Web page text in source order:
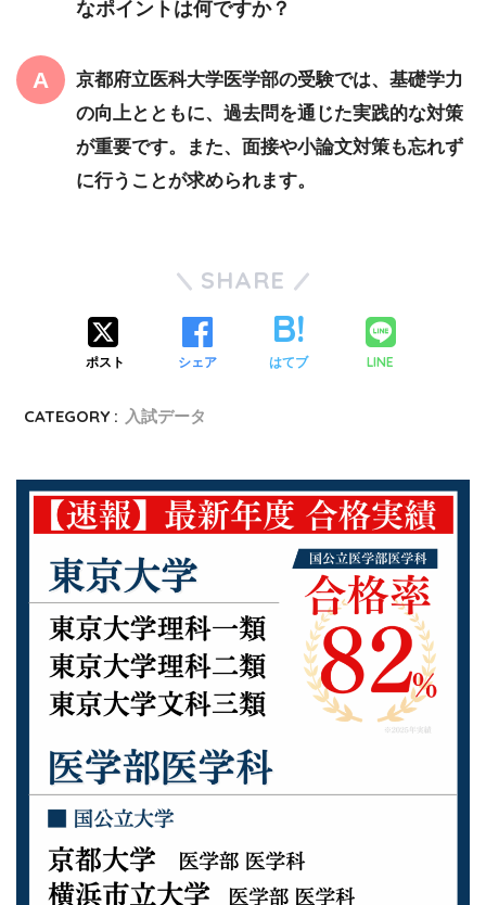
なポイントは何ですか？
京都府立医科大学医学部の受験では、基礎学力
の向上とともに、過去問を通じた実践的な対策
が重要です。また、面接や小論文対策も忘れず
に行うことが求められます。
SHARE
ポスト シェア はてブ LINE
CATEGORY : 入試データ